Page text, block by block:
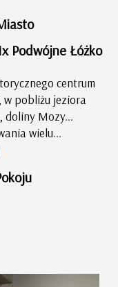
Podwójne Łóżko
centrum
w pobliżu jeziora
doliny Mozy...
wielu...